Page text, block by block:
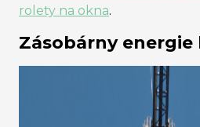
rolety na okna.
Zásobárny energie